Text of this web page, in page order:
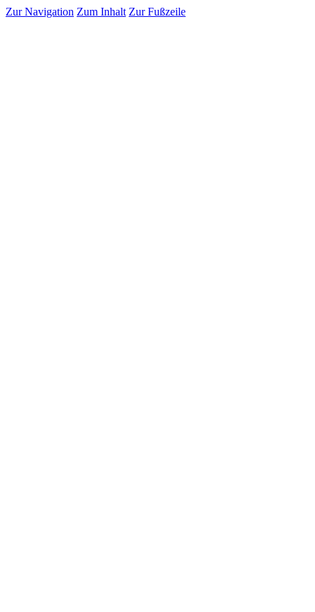
Zur Navigation Zum Inhalt Zur Fußzeile